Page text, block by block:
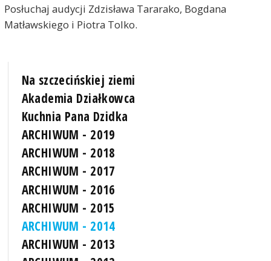
Posłuchaj audycji Zdzisława Tararako, Bogdana
Matławskiego i Piotra Tolko.
Na szczecińskiej ziemi
Akademia Działkowca
Kuchnia Pana Dzidka
ARCHIWUM - 2019
ARCHIWUM - 2018
ARCHIWUM - 2017
ARCHIWUM - 2016
ARCHIWUM - 2015
ARCHIWUM - 2014
ARCHIWUM - 2013